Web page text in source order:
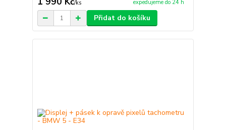
/ks
expedujeme do 24 h
Přidat do košíku